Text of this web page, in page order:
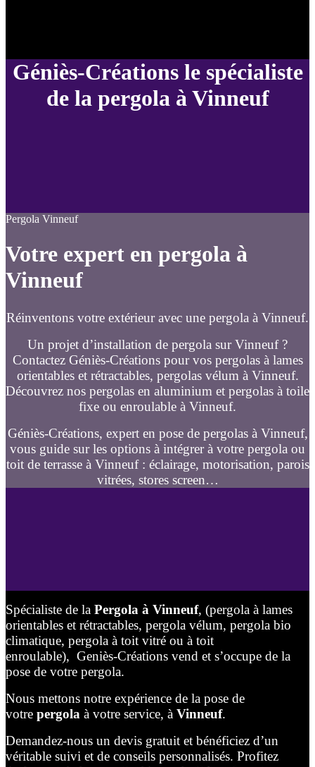
Géniès-Créations le spécialiste
de la pergola à Vinneuf
Pergola Vinneuf
Votre expert en pergola à
Vinneuf
Réinventons votre extérieur avec une pergola à Vinneuf.
Un projet d’installation de pergola sur Vinneuf ?
Contactez Géniès-Créations pour vos pergolas à lames
orientables et rétractables, pergolas vélum à Vinneuf.
Découvrez nos pergolas en aluminium et pergolas à toile
fixe ou enroulable à Vinneuf.
Géniès-Créations, expert en pose de pergolas à Vinneuf,
vous guide sur les options à intégrer à votre pergola ou
toit de terrasse à Vinneuf : éclairage, motorisation, parois
vitrées, stores screen…
Spécialiste de la Pergola à Vinneuf, (pergola à lames
orientables et rétractables, pergola vélum, pergola bio
climatique, pergola à toit vitré ou à toit
enroulable), Geniès-Créations vend et s’occupe de la
pose de votre pergola.
Nous mettons notre expérience de la pose de
votre pergola à votre service, à Vinneuf.
Demandez-nous un devis gratuit et bénéficiez d’un
véritable suivi et de conseils personnalisés. Profitez